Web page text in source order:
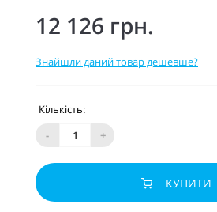
12 126 грн.
Знайшли даний товар дешевше?
Кількість:
-
+
КУПИТИ